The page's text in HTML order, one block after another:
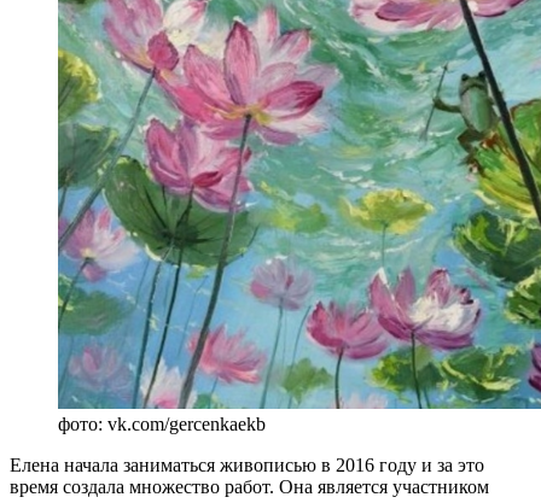
фото: vk.com/gercenkaekb
Елена начала заниматься живописью в 2016 году и за это
время создала множество работ. Она является участником